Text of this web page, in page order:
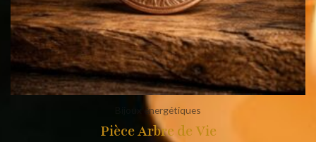
Bijoux énergétiques
Pièce Arbre de Vie